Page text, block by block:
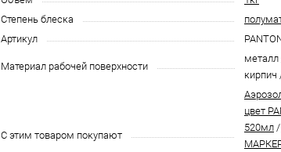
Степень блеска
Артикул
Материал рабочей поверхности
металл
кирпич
С этим товаром покупают
цвет
520мл /